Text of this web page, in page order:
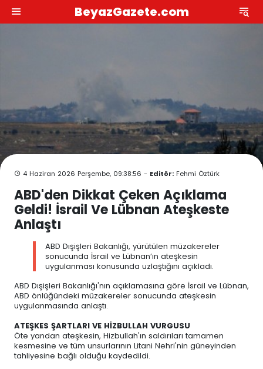
BeyazGazete.com
4 Haziran 2026 Perşembe, 09:38:56 - Editör: Fehmi Öztürk
ABD'den Dikkat Çeken Açıklama
Geldi! İsrail Ve Lübnan Ateşkeste
Anlaştı
ABD Dışişleri Bakanlığı, yürütülen müzakereler
sonucunda İsrail ve Lübnan’ın ateşkesin
uygulanması konusunda uzlaştığını açıkladı.
ABD Dışişleri Bakanlığı'nın açıklamasına göre İsrail ve Lübnan,
ABD önlüğündeki müzakereler sonucunda ateşkesin
uygulanmasında anlaştı.
ATEŞKES ŞARTLARI VE HİZBULLAH VURGUSU
Öte yandan ateşkesin, Hizbullah'ın saldırıları tamamen
kesmesine ve tüm unsurlarının Litani Nehri'nin güneyinden
tahliyesine bağlı olduğu kaydedildi.